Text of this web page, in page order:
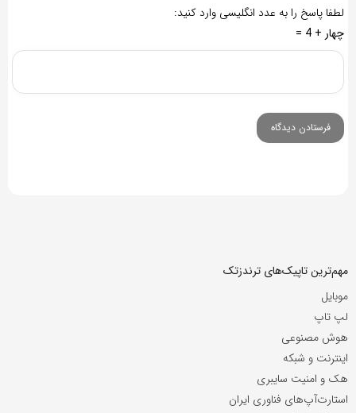
لطفا پاسخ را به عدد انگلیسی وارد کنید:
چهار + 4 =
مهم‌ترین تاپیک‌های ترندزتک
موبایل
لپ تاپ
هوش مصنوعی
اینترنت و شبکه
هک و امنیت سایبری
استارت‌آپ‌های فناوری ایران